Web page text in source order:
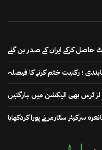
؛ رکنیت ختم کرنے کا فیصلہ
لز ٹرس بھی الیکشن میں ہارگئیں